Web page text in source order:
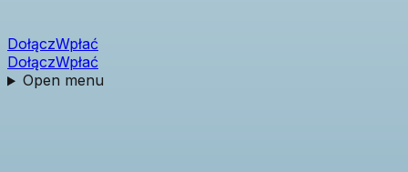
DołączWpłać
DołączWpłać
Open menu